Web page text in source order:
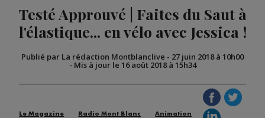
Testé Approuvé | Faites du Saut à
l'élastique... en vélo avec Jessica !
Publié par La rédaction Montblanclive - 27 juin 2018 à 10h00
- Mis à jour le 16 août 2018 à 15h34
Le Magazine Radio Mont Blanc Animation